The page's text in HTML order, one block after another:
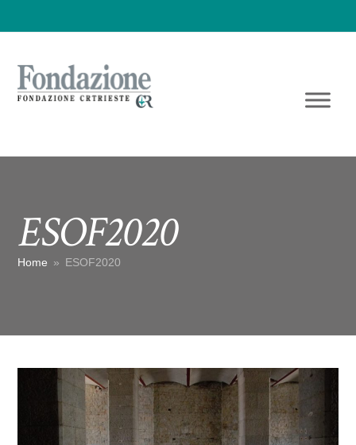
ESOF2020
Home » ESOF2020